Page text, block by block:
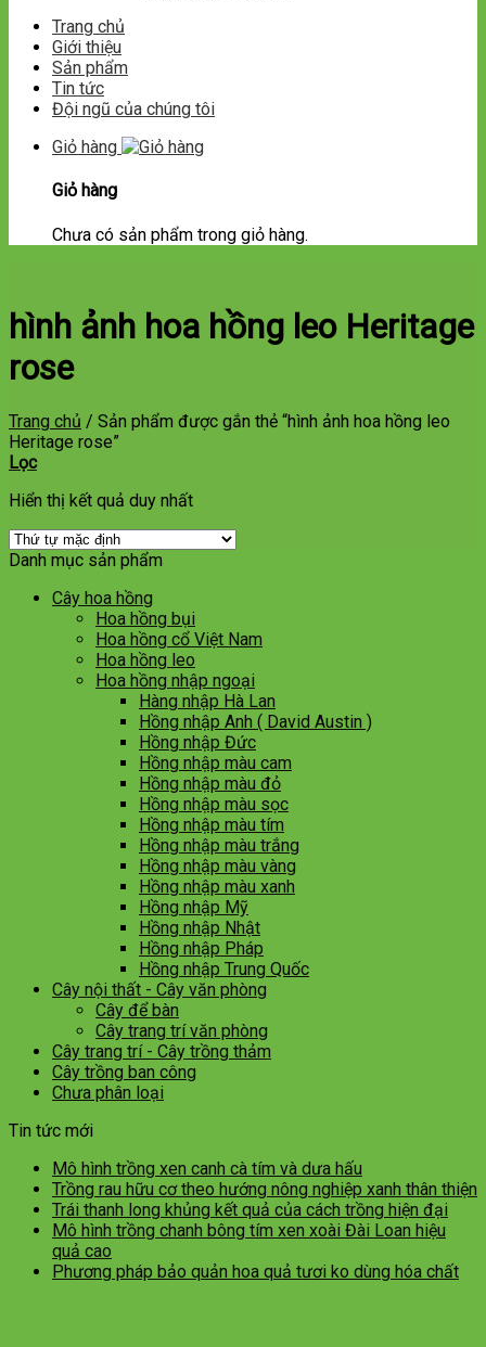
Trang chủ
Giới thiệu
Sản phẩm
Tin tức
Đội ngũ của chúng tôi
Giỏ hàng
Giỏ hàng
Chưa có sản phẩm trong giỏ hàng.
hình ảnh hoa hồng leo Heritage
rose
Trang chủ / Sản phẩm được gắn thẻ “hình ảnh hoa hồng leo
Heritage rose”
Lọc
Hiển thị kết quả duy nhất
Danh mục sản phẩm
Cây hoa hồng
Hoa hồng bụi
Hoa hồng cổ Việt Nam
Hoa hồng leo
Hoa hồng nhập ngoại
Hàng nhập Hà Lan
Hồng nhập Anh ( David Austin )
Hồng nhập Đức
Hồng nhập màu cam
Hồng nhập màu đỏ
Hồng nhập màu sọc
Hồng nhập màu tím
Hồng nhập màu trắng
Hồng nhập màu vàng
Hồng nhập màu xanh
Hồng nhập Mỹ
Hồng nhập Nhật
Hồng nhập Pháp
Hồng nhập Trung Quốc
Cây nội thất - Cây văn phòng
Cây để bàn
Cây trang trí văn phòng
Cây trang trí - Cây trồng thảm
Cây trồng ban công
Chưa phân loại
Tin tức mới
Mô hình trồng xen canh cà tím và dưa hấu
Trồng rau hữu cơ theo hướng nông nghiệp xanh thân thiện
Trái thanh long khủng kết quả của cách trồng hiện đại
Mô hình trồng chanh bông tím xen xoài Đài Loan hiệu
quả cao
Phương pháp bảo quản hoa quả tươi ko dùng hóa chất